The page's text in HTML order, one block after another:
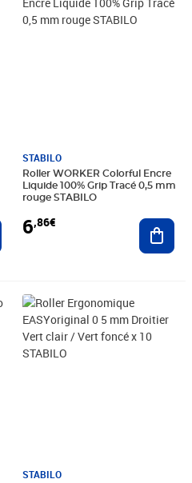
au panier
STABILO
Roller WORKER Colorful Encre
Liquide 100% Grip Tracé 0,5 mm
rouge STABILO
6,86€
STABILO
Prix 88,51€